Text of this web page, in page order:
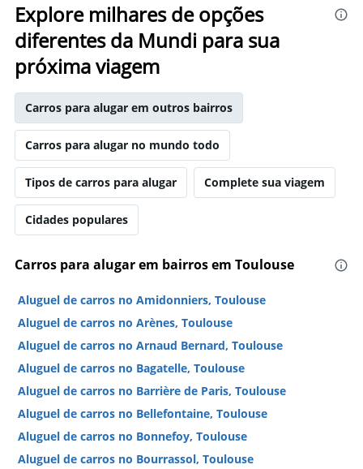
Explore milhares de opções
diferentes da Mundi para sua
próxima viagem
Carros para alugar em outros bairros
Carros para alugar no mundo todo
Tipos de carros para alugar Complete sua viagem
Cidades populares
Carros para alugar em bairros em Toulouse
Aluguel de carros no Amidonniers, Toulouse
Aluguel de carros no Arènes, Toulouse
Aluguel de carros no Arnaud Bernard, Toulouse
Aluguel de carros no Bagatelle, Toulouse
Aluguel de carros no Barrière de Paris, Toulouse
Aluguel de carros no Bellefontaine, Toulouse
Aluguel de carros no Bonnefoy, Toulouse
Aluguel de carros no Bourrassol, Toulouse